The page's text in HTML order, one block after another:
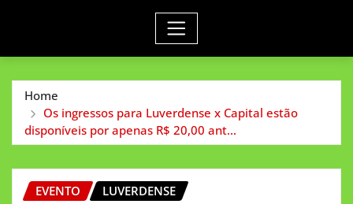
Home
Os ingressos para Luverdense x Capital estão
disponíveis por apenas R$ 20,00 ant…
EVENTO LUVERDENSE